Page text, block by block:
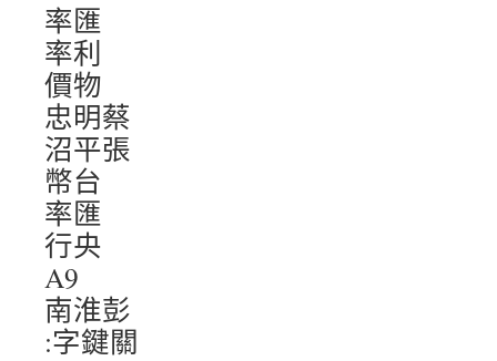
率匯
率利
價物
忠明蔡
沼平張
幣台
率匯
行央
A9
南淮彭
:字鍵關